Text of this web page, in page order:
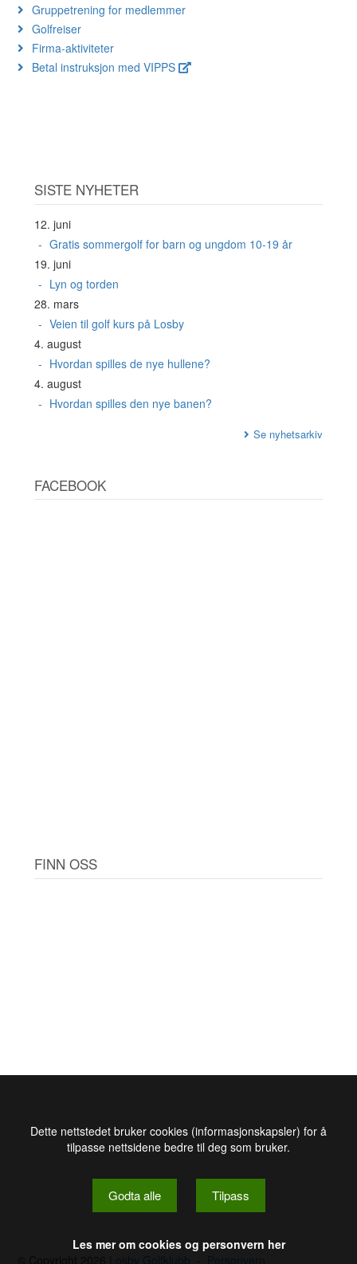
Gruppetrening for medlemmer
Golfreiser
Firma-aktiviteter
Betal instruksjon med VIPPS
SISTE NYHETER
12. juni
Gratis sommergolf for barn og ungdom 10-19 år
19. juni
Lyn og torden
28. mars
Veien til golf kurs på Losby
4. august
Hvordan spilles de nye hullene?
4. august
Hvordan spilles den nye banen?
Se nyhetsarkiv
FACEBOOK
FINN OSS
Dette nettstedet bruker cookies (informasjonskapsler) for å
tilpasse nettsidene bedre til deg som bruker.
Godta alle Tilpass
Les mer om cookies og personvern her